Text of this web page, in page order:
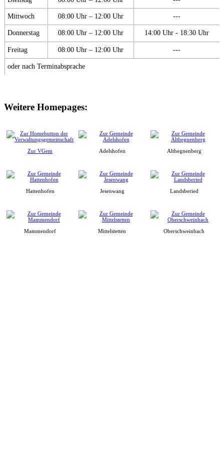
Mittwoch 08:00 Uhr – 12:00 Uhr ---
Donnerstag 08:00 Uhr – 12:00 Uhr 14:00 Uhr - 18:30 Uhr
Freitag 08:00 Uhr – 12:00 Uhr ---
oder nach Terminabsprache
Weitere Homepages:
Zur VGem Adelshofen Althegnenberg
Hattenhofen Jesenwang Landsberied
Mammendorf Mittelstetten Oberschweinbach